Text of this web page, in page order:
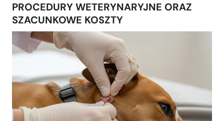
PROCEDURY WETERYNARYJNE ORAZ
SZACUNKOWE KOSZTY